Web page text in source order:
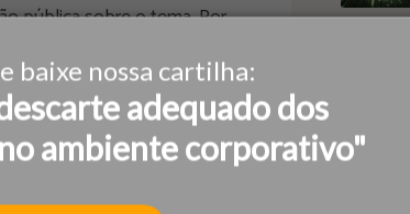
baixe nossa cartilha:
adequado dos
ambiente corporativo"
pública sobre o tema. Por